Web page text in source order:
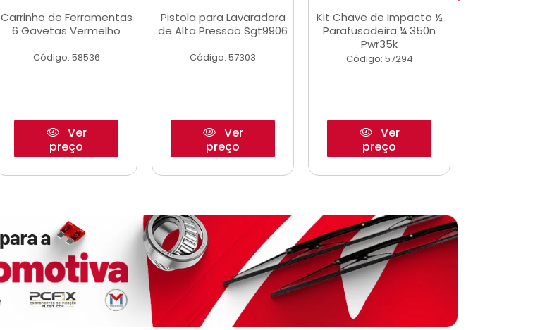
Carrinho de Ferramentas
6 Gavetas Vermelho
Código: 58536
Ver
preço
Pistola para Lavaradora
de Alta Pressao Sgt9906
Código: 57303
Ver
preço
Kit Chave de Impacto ½
Parafusadeira ¼ 350n
Pwr35k
Código: 57294
Ver
preço